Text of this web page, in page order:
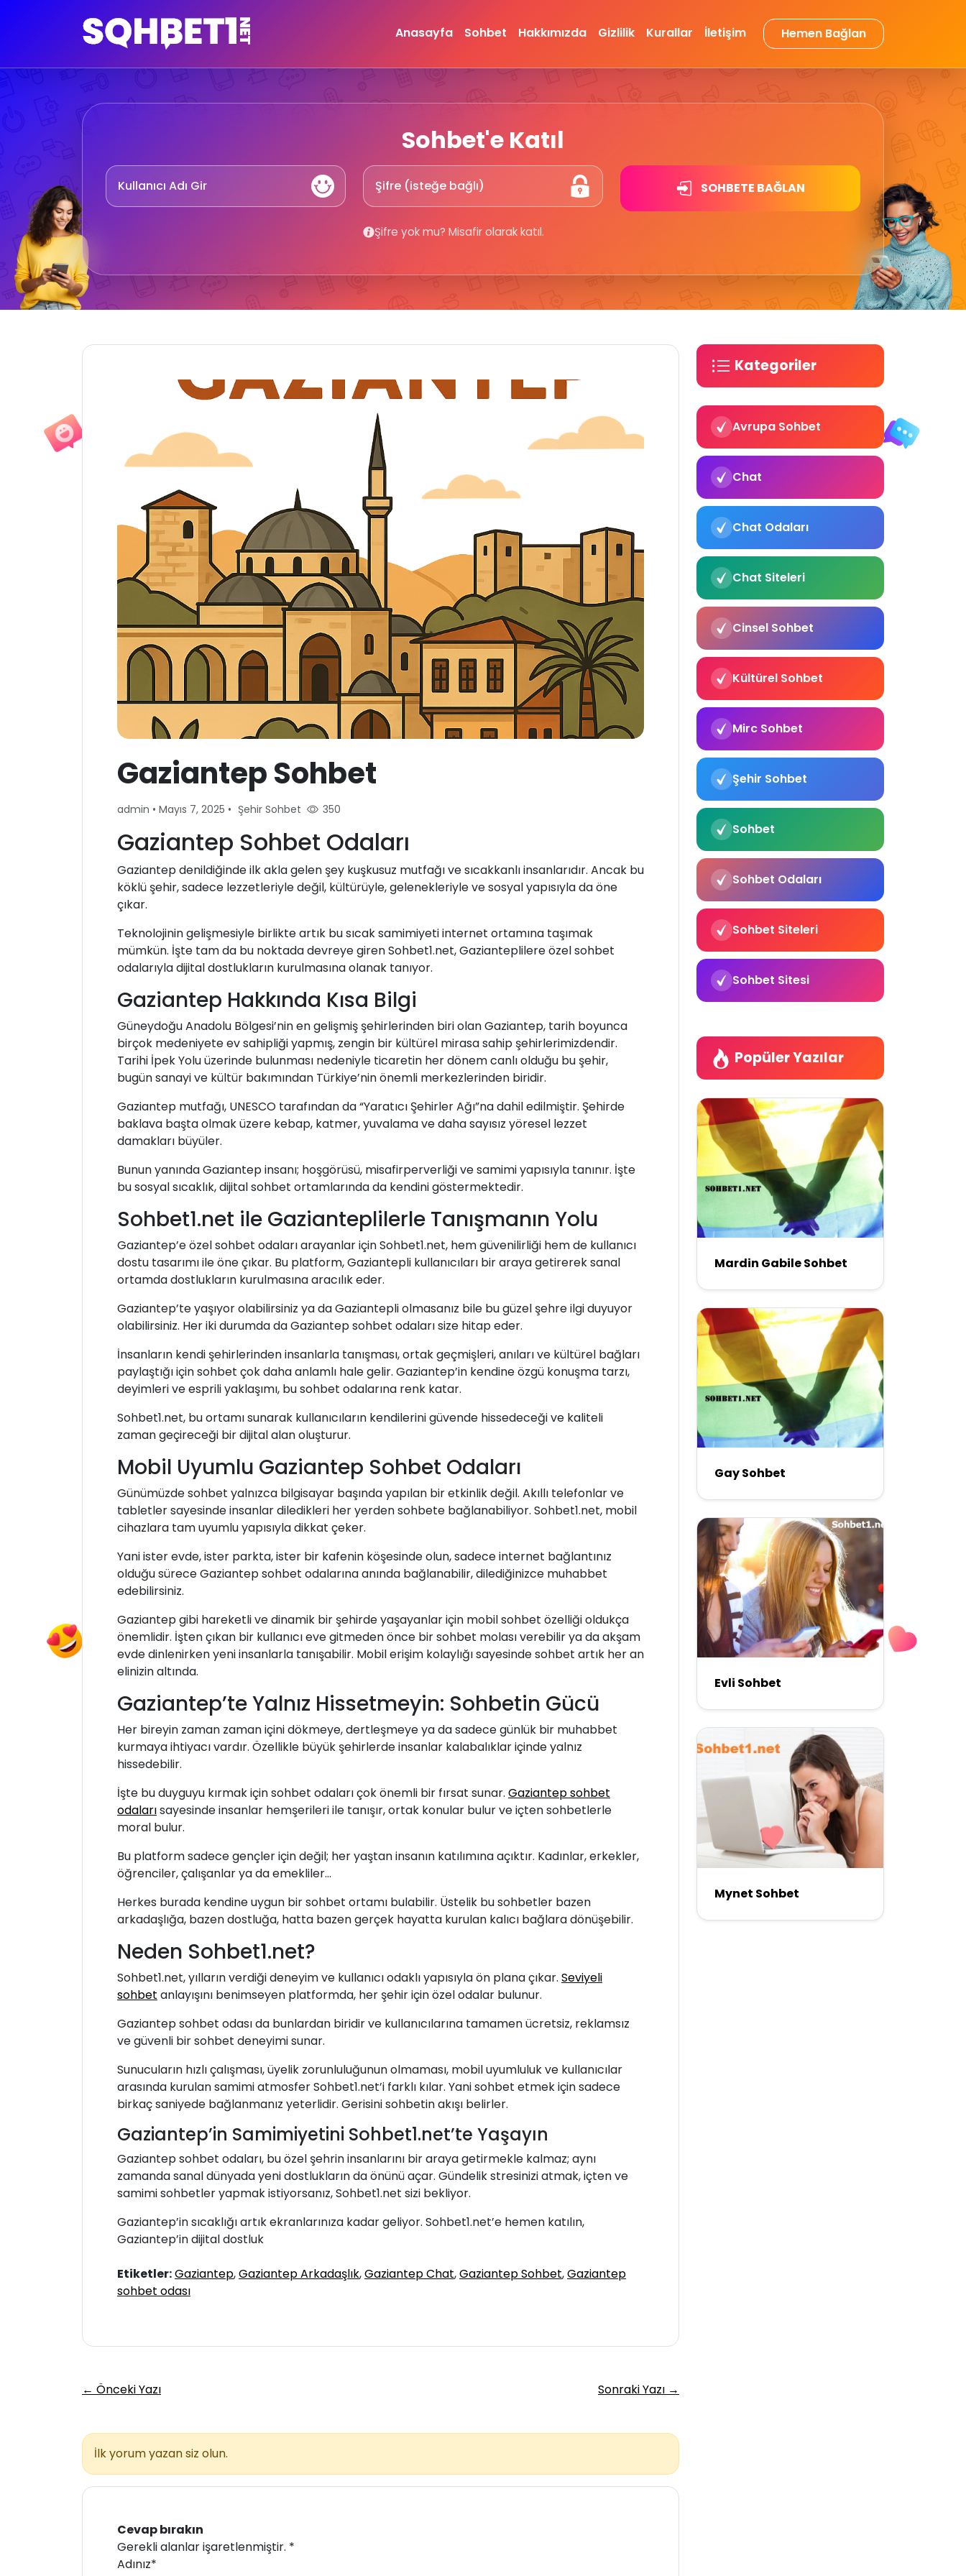
Anasayfa Sohbet Hakkımızda Gizlilik Kurallar İletişim Hemen Bağlan
Sohbet'e Katıl
Şifre yok mu? Misafir olarak katıl.
SOHBETE BAĞLAN
Gaziantep Sohbet
admin • Mayıs 7, 2025 • Şehir Sohbet 350
Gaziantep Sohbet Odaları
Gaziantep denildiğinde ilk akla gelen şey kuşkusuz mutfağı ve sıcakkanlı insanlarıdır. Ancak bu
köklü şehir, sadece lezzetleriyle değil, kültürüyle, gelenekleriyle ve sosyal yapısıyla da öne
çıkar.
Teknolojinin gelişmesiyle birlikte artık bu sıcak samimiyeti internet ortamına taşımak
mümkün. İşte tam da bu noktada devreye giren Sohbet1.net, Gazianteplilere özel sohbet
odalarıyla dijital dostlukların kurulmasına olanak tanıyor.
Gaziantep Hakkında Kısa Bilgi
Güneydoğu Anadolu Bölgesi’nin en gelişmiş şehirlerinden biri olan Gaziantep, tarih boyunca
birçok medeniyete ev sahipliği yapmış, zengin bir kültürel mirasa sahip şehirlerimizdendir.
Tarihi İpek Yolu üzerinde bulunması nedeniyle ticaretin her dönem canlı olduğu bu şehir,
bugün sanayi ve kültür bakımından Türkiye’nin önemli merkezlerinden biridir.
Gaziantep mutfağı, UNESCO tarafından da “Yaratıcı Şehirler Ağı”na dahil edilmiştir. Şehirde
baklava başta olmak üzere kebap, katmer, yuvalama ve daha sayısız yöresel lezzet
damakları büyüler.
Bunun yanında Gaziantep insanı; hoşgörüsü, misafirperverliği ve samimi yapısıyla tanınır. İşte
bu sosyal sıcaklık, dijital sohbet ortamlarında da kendini göstermektedir.
Sohbet1.net ile Gazianteplilerle Tanışmanın Yolu
Gaziantep’e özel sohbet odaları arayanlar için Sohbet1.net, hem güvenilirliği hem de kullanıcı
dostu tasarımı ile öne çıkar. Bu platform, Gaziantepli kullanıcıları bir araya getirerek sanal
ortamda dostlukların kurulmasına aracılık eder.
Gaziantep’te yaşıyor olabilirsiniz ya da Gaziantepli olmasanız bile bu güzel şehre ilgi duyuyor
olabilirsiniz. Her iki durumda da Gaziantep sohbet odaları size hitap eder.
İnsanların kendi şehirlerinden insanlarla tanışması, ortak geçmişleri, anıları ve kültürel bağları
paylaştığı için sohbet çok daha anlamlı hale gelir. Gaziantep’in kendine özgü konuşma tarzı,
deyimleri ve esprili yaklaşımı, bu sohbet odalarına renk katar.
Sohbet1.net, bu ortamı sunarak kullanıcıların kendilerini güvende hissedeceği ve kaliteli
zaman geçireceği bir dijital alan oluşturur.
Mobil Uyumlu Gaziantep Sohbet Odaları
Günümüzde sohbet yalnızca bilgisayar başında yapılan bir etkinlik değil. Akıllı telefonlar ve
tabletler sayesinde insanlar diledikleri her yerden sohbete bağlanabiliyor. Sohbet1.net, mobil
cihazlara tam uyumlu yapısıyla dikkat çeker.
Yani ister evde, ister parkta, ister bir kafenin köşesinde olun, sadece internet bağlantınız
olduğu sürece Gaziantep sohbet odalarına anında bağlanabilir, dilediğinizce muhabbet
edebilirsiniz.
Gaziantep gibi hareketli ve dinamik bir şehirde yaşayanlar için mobil sohbet özelliği oldukça
önemlidir. İşten çıkan bir kullanıcı eve gitmeden önce bir sohbet molası verebilir ya da akşam
evde dinlenirken yeni insanlarla tanışabilir. Mobil erişim kolaylığı sayesinde sohbet artık her an
elinizin altında.
Gaziantep’te Yalnız Hissetmeyin: Sohbetin Gücü
Her bireyin zaman zaman içini dökmeye, dertleşmeye ya da sadece günlük bir muhabbet
kurmaya ihtiyacı vardır. Özellikle büyük şehirlerde insanlar kalabalıklar içinde yalnız
hissedebilir.
İşte bu duyguyu kırmak için sohbet odaları çok önemli bir fırsat sunar. Gaziantep sohbet
odalarısayesinde insanlar hemşerileri ile tanışır, ortak konular bulur ve içten sohbetlerle
moral bulur.
Bu platform sadece gençler için değil; her yaştan insanın katılımına açıktır. Kadınlar, erkekler,
öğrenciler, çalışanlar ya da emekliler…
Herkes burada kendine uygun bir sohbet ortamı bulabilir. Üstelik bu sohbetler bazen
arkadaşlığa, bazen dostluğa, hatta bazen gerçek hayatta kurulan kalıcı bağlara dönüşebilir.
Neden Sohbet1.net?
Sohbet1.net, yılların verdiği deneyim ve kullanıcı odaklı yapısıyla ön plana çıkar. Seviyeli
sohbet anlayışını benimseyen platformda, her şehir için özel odalar bulunur.
Gaziantep sohbet odası da bunlardan biridir ve kullanıcılarına tamamen ücretsiz, reklamsız
ve güvenli bir sohbet deneyimi sunar.
Sunucuların hızlı çalışması, üyelik zorunluluğunun olmaması, mobil uyumluluk ve kullanıcılar
arasında kurulan samimi atmosfer Sohbet1.net’i farklı kılar. Yani sohbet etmek için sadece
birkaç saniyede bağlanmanız yeterlidir. Gerisini sohbetin akışı belirler.
Gaziantep’in Samimiyetini Sohbet1.net’te Yaşayın
Gaziantep sohbet odaları, bu özel şehrin insanlarını bir araya getirmekle kalmaz; aynı
zamanda sanal dünyada yeni dostlukların da önünü açar. Gündelik stresinizi atmak, içten ve
samimi sohbetler yapmak istiyorsanız, Sohbet1.net sizi bekliyor.
Gaziantep’in sıcaklığı artık ekranlarınıza kadar geliyor. Sohbet1.net’e hemen katılın,
Gaziantep’in dijital dostluk
Etiketler:Gaziantep,Gaziantep Arkadaşlık,Gaziantep Chat,Gaziantep Sohbet,Gaziantep
sohbet odası
← Önceki Yazı Sonraki Yazı →
İlk yorum yazan siz olun.
Cevap bırakın
Gerekli alanlar işaretlenmiştir. *
Adınız*
Kategoriler
Avrupa Sohbet
Chat
Chat Odaları
Chat Siteleri
Cinsel Sohbet
Kültürel Sohbet
Mirc Sohbet
Şehir Sohbet
Sohbet
Sohbet Odaları
Sohbet Siteleri
Sohbet Sitesi
Popüler Yazılar
Mardin Gabile Sohbet
Gay Sohbet
Evli Sohbet
Mynet Sohbet